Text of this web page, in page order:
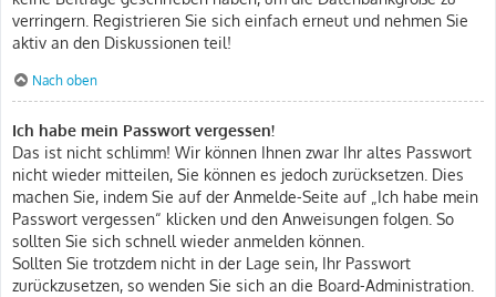
verringern. Registrieren Sie sich einfach erneut und nehmen Sie
aktiv an den Diskussionen teil!
Nach oben
Ich habe mein Passwort vergessen!
Das ist nicht schlimm! Wir können Ihnen zwar Ihr altes Passwort
nicht wieder mitteilen, Sie können es jedoch zurücksetzen. Dies
machen Sie, indem Sie auf der Anmelde-Seite auf „Ich habe mein
Passwort vergessen“ klicken und den Anweisungen folgen. So
sollten Sie sich schnell wieder anmelden können.
Sollten Sie trotzdem nicht in der Lage sein, Ihr Passwort
zurückzusetzen, so wenden Sie sich an die Board-Administration.